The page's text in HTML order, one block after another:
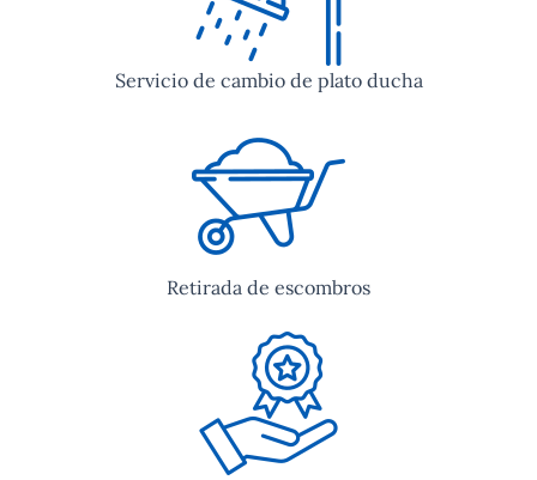
Servicio de cambio de plato ducha
Retirada de escombros